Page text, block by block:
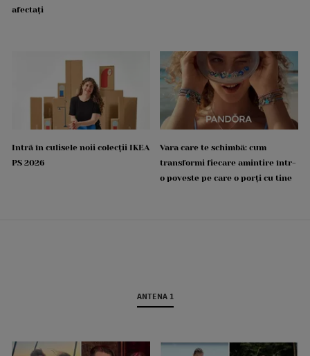
afectați
Intră în culisele noii colecții IKEA
PS 2026
Vara care te schimbă: cum
transformi fiecare amintire într-
o poveste pe care o porți cu tine
ANTENA 1